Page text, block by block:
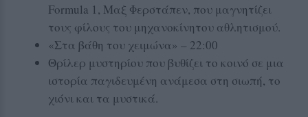
Formula 1, Μαξ Φερστάπεν, που μαγνητίζει
τους φίλους του μηχανοκίνητου αθλητισμού.
«Στα βάθη του χειμώνα» – 22:00
Θρίλερ μυστηρίου που βυθίζει το κοινό σε μια
ιστορία παγιδευμένη ανάμεσα στη σιωπή, το
χιόνι και τα μυστικά.